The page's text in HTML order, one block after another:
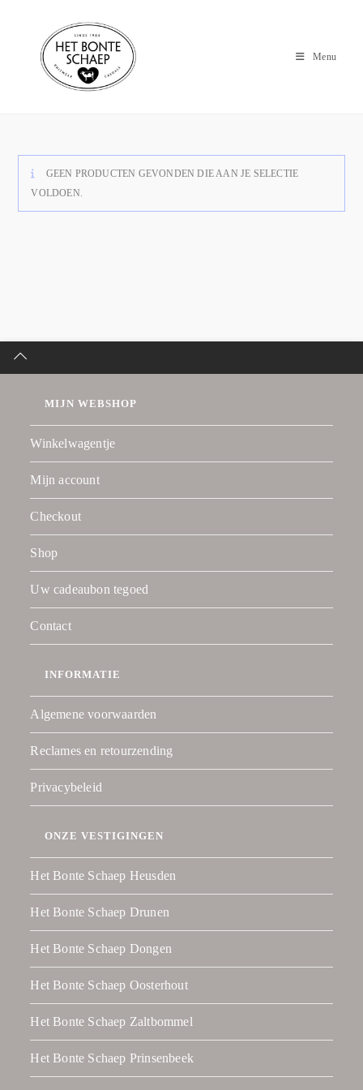
Menu
GEEN PRODUCTEN GEVONDEN DIE AAN JE SELECTIE
VOLDOEN.
MIJN WEBSHOP
Winkelwagentje
Mijn account
Checkout
Shop
Uw cadeaubon tegoed
Contact
INFORMATIE
Algemene voorwaarden
Reclames en retourzending
Privacybeleid
ONZE VESTIGINGEN
Het Bonte Schaep Heusden
Het Bonte Schaep Drunen
Het Bonte Schaep Dongen
Het Bonte Schaep Oosterhout
Het Bonte Schaep Zaltbommel
Het Bonte Schaep Prinsenbeek